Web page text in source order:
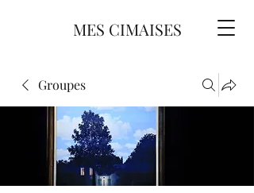
MES CIMAISES
Groupes